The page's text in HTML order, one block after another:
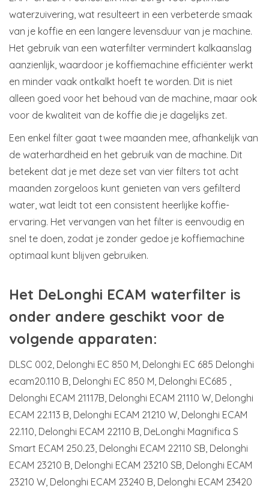
waterzuivering, wat resulteert in een verbeterde smaak
van je koffie en een langere levensduur van je machine.
Het gebruik van een waterfilter vermindert kalkaanslag
aanzienlijk, waardoor je koffiemachine efficiënter werkt
en minder vaak ontkalkt hoeft te worden. Dit is niet
alleen goed voor het behoud van de machine, maar ook
voor de kwaliteit van de koffie die je dagelijks zet.
Een enkel filter gaat twee maanden mee, afhankelijk van
de waterhardheid en het gebruik van de machine. Dit
betekent dat je met deze set van vier filters tot acht
maanden zorgeloos kunt genieten van vers gefilterd
water, wat leidt tot een consistent heerlijke koffie-
ervaring. Het vervangen van het filter is eenvoudig en
snel te doen, zodat je zonder gedoe je koffiemachine
optimaal kunt blijven gebruiken.
Het DeLonghi ECAM waterfilter is
onder andere geschikt voor de
volgende apparaten:
DLSC 002, Delonghi EC 850 M, Delonghi EC 685 Delonghi
ecam20.110 B, Delonghi EC 850 M, Delonghi EC685 ,
Delonghi ECAM 21117B, Delonghi ECAM 21110 W, Delonghi
ECAM 22.113 B, Delonghi ECAM 21210 W, Delonghi ECAM
22.110, Delonghi ECAM 22110 B, DeLonghi Magnifica S
Smart ECAM 250.23, Delonghi ECAM 22110 SB, Delonghi
ECAM 23210 B, Delonghi ECAM 23210 SB, Delonghi ECAM
23210 W, Delonghi ECAM 23240 B, Delonghi ECAM 23420